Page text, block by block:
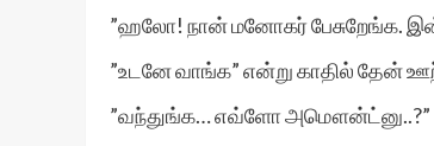
”ஹலோ! நான் மனோகர் பேசுறேங்க.
”உடனே வாங்க” என்று காதில் தேன்
”வந்துங்க… எவ்ளோ அமௌன்ட்னு..?”